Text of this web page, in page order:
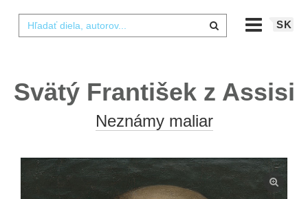
SK
Svätý František z Assisi
Neznámy maliar